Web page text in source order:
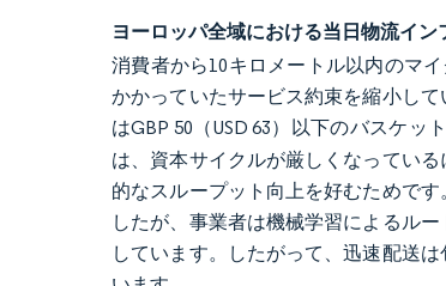
ヨーロッパ全域における当日物流イン
消費者から10キロメートル以内のマ
かかっていたサービス約束を縮小し
はGBP 50（USD 63）以下のバスケ
は、資本サイクルが厳しくなってい
的なスループット向上を好むためで
したが、事業者は機械学習によるル
しています。したがって、迅速配送